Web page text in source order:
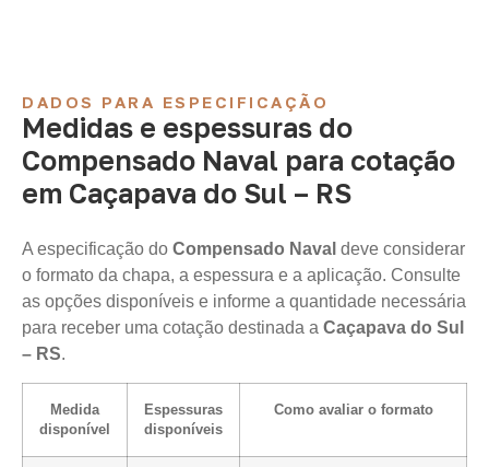
DADOS PARA ESPECIFICAÇÃO
Medidas e espessuras do
Compensado Naval para cotação
em Caçapava do Sul – RS
A especificação do Compensado Naval deve considerar
o formato da chapa, a espessura e a aplicação. Consulte
as opções disponíveis e informe a quantidade necessária
para receber uma cotação destinada a Caçapava do Sul
– RS.
Medida
disponível
Espessuras
disponíveis
Como avaliar o formato